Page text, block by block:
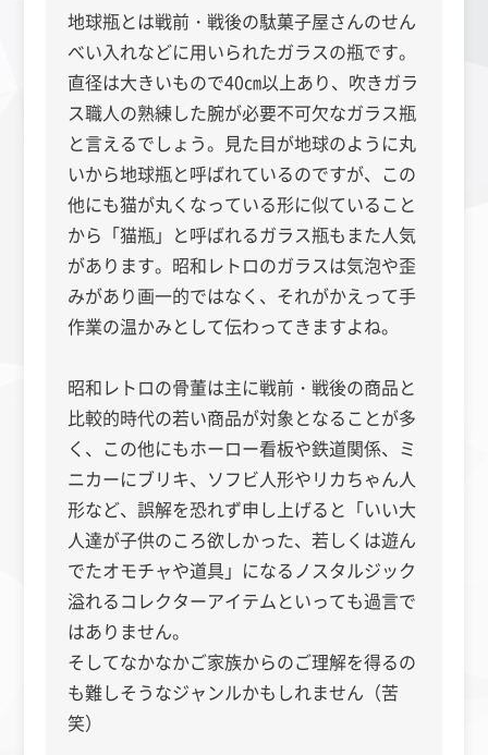
地球瓶とは戦前・戦後の駄菓子屋さんのせん
べい入れなどに用いられたガラスの瓶です。
直径は大きいもので40㎝以上あり、吹きガラ
ス職人の熟練した腕が必要不可欠なガラス瓶
と言えるでしょう。見た目が地球のように丸
いから地球瓶と呼ばれているのですが、この
他にも猫が丸くなっている形に似ていること
から「猫瓶」と呼ばれるガラス瓶もまた人気
があります。昭和レトロのガラスは気泡や歪
みがあり画一的ではなく、それがかえって手
作業の温かみとして伝わってきますよね。
昭和レトロの骨董は主に戦前・戦後の商品と
比較的時代の若い商品が対象となることが多
く、この他にもホーロー看板や鉄道関係、ミ
ニカーにブリキ、ソフビ人形やリカちゃん人
形など、誤解を恐れず申し上げると「いい大
人達が子供のころ欲しかった、若しくは遊ん
でたオモチャや道具」になるノスタルジック
溢れるコレクターアイテムといっても過言で
はありません。
そしてなかなかご家族からのご理解を得るの
も難しそうなジャンルかもしれません（苦
笑）